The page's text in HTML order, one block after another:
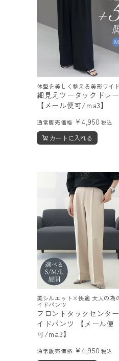
レディーストップス
レディースボトムス
ファッション雑貨
体型を美しく整える美形ワイ
細見えツータックドレ
【メール便可/ma3】
通常販売価格 ¥ 4,950 税込
カートに入れる
美シルエット×快適 大人の為
イドパンツ
フロントタックセンタ
イドパンツ 【メール便
可/ma3】
通常販売価格 ¥ 4,950 税込